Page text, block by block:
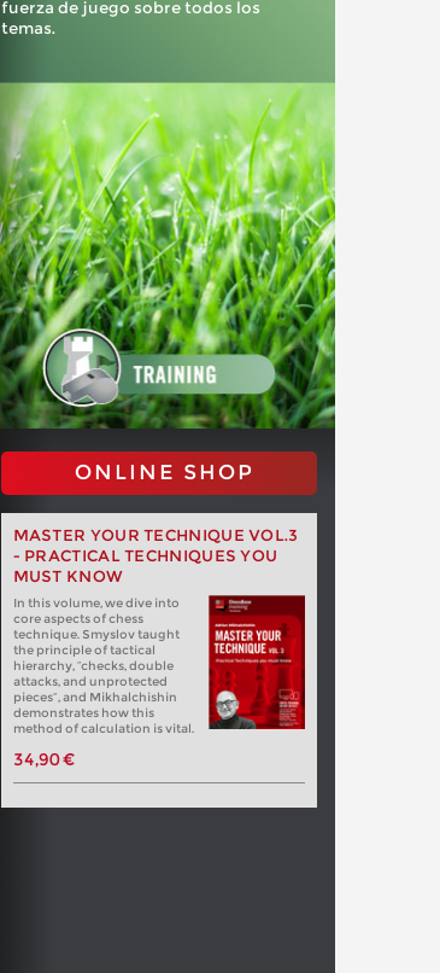
fuerza de juego sobre todos los
temas.
ONLINE SHOP
MASTER YOUR TECHNIQUE VOL.3
- PRACTICAL TECHNIQUES YOU
MUST KNOW
In this volume, we dive into
core aspects of chess
technique. Smyslov taught
the principle of tactical
hierarchy, “checks, double
attacks, and unprotected
pieces”, and Mikhalchishin
demonstrates how this
method of calculation is vital.
34,90 €